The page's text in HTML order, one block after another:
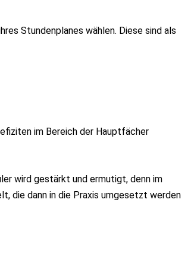
Stundenplanes wählen. Diese sind als
im Bereich der Hauptfächer
wird gestärkt und ermutigt, denn im
die dann in die Praxis umgesetzt werden